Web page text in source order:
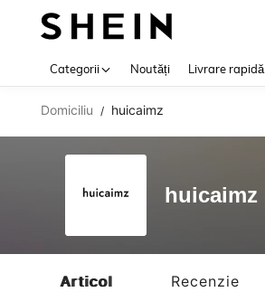
Categorii Noutăți Livrare rapidă
Domiciliu / huicaimz
huicaimz
Articol Recenzie